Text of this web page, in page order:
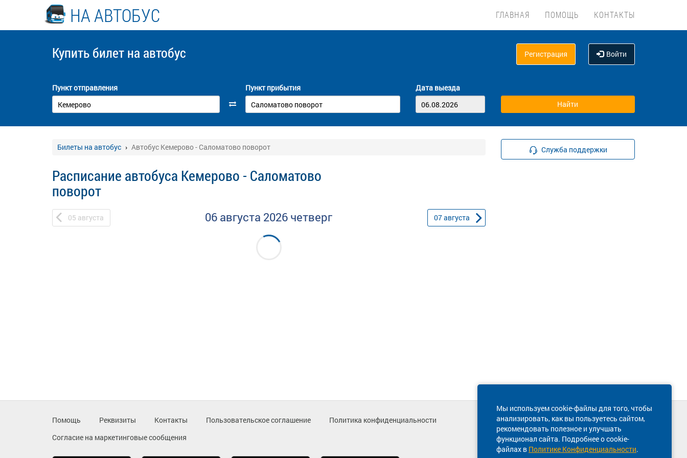
НА АВТОБУС ГЛАВНАЯ ПОМОЩЬ КОНТАКТЫ
Купить билет на автобус Регистрация Войти
Пункт отправления Пункт прибытия Дата выезда
Билеты на автобус Автобус Кемерово - Саломатово поворот
Расписание автобуса Кемерово - Саломатово
поворот
05 августа 06 августа 2026 четверг 07августа
Служба поддержки
Мы используем cookie-файлы для того, чтобы
анализировать, как вы пользуетесь сайтом,
рекомендовать полезное и улучшать
функционал сайта. Подробнее о cookie-
файлах в Политике Конфиденциальности.
Помощь Реквизиты Контакты Пользовательское соглашение
Политика конфиденциальности
Согласие на маркетинговые сообщения
Техническая поддержка сайта
8 800 600-03-38